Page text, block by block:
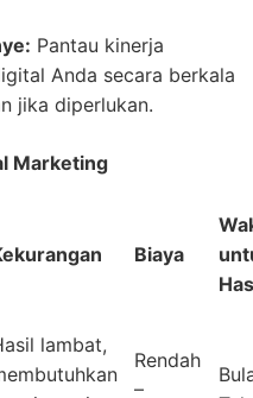
Pantau kinerja
Anda secara berkala
jika diperlukan.
Marketing
Biaya
lambat,
Rendah
–